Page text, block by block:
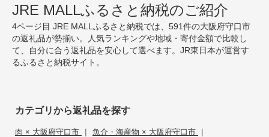
JRE MALLふるさと納税のご紹介
4ページ目 JRE MALLふるさと納税では、591件の大阪府守口市
の返礼品が勢揃い。人気ランキングや地域・寄付金額で比較し
て、自分に合う返礼品を安心して選べます。JR東日本が運営す
るふるさと納税サイト。
カテゴリから返礼品を探す
肉 × 大阪府守口市 | 魚介・海産物 × 大阪府守口市 |